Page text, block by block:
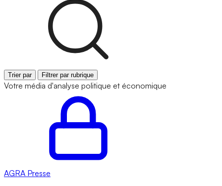
Trier par Filtrer par rubrique
Votre média d'analyse politique et économique
AGRA Presse